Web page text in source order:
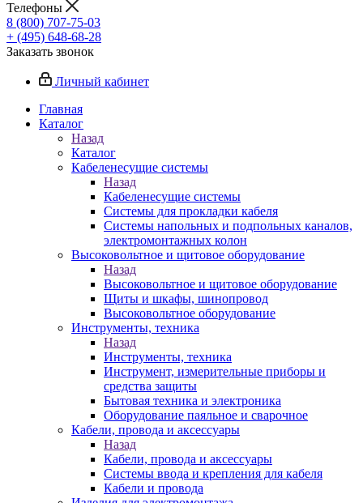
Телефоны
8 (800) 707-75-03
+ (495) 648-68-28
Заказать звонок
Личный кабинет
Главная
Каталог
Назад
Каталог
Кабеленесущие системы
Назад
Кабеленесущие системы
Системы для прокладки кабеля
Системы напольных и подпольных каналов,
электромонтажных колон
Высоковольтное и щитовое оборудование
Назад
Высоковольтное и щитовое оборудование
Щиты и шкафы, шинопровод
Высоковольтное оборудование
Инструменты, техника
Назад
Инструменты, техника
Инструмент, измерительные приборы и
средства защиты
Бытовая техника и электроника
Оборудование паяльное и сварочное
Кабели, провода и аксессуары
Назад
Кабели, провода и аксессуары
Системы ввода и крепления для кабеля
Кабели и провода